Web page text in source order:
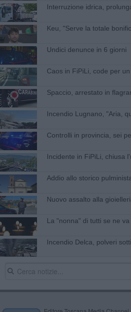
Interruzione idrica,
Keu, "Serve la totale
Undici denunce in 6 giorni
Caos in FiPiLi, code per
Spaccio, arrestato in
Incendio Lugnano, "Aria,
Controlli in provincia, sei
Incidente in FiPiLi, chiusa
Addio allo storico
Nuovo assalto alla
La "nonna" di tutti se ne
Incendio Delca, polveri